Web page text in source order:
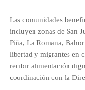
Las comunidades
incluyen zonas de San
Piña, La Romana,
libertad y migrantes en
recibir alimentación
coordinación con la